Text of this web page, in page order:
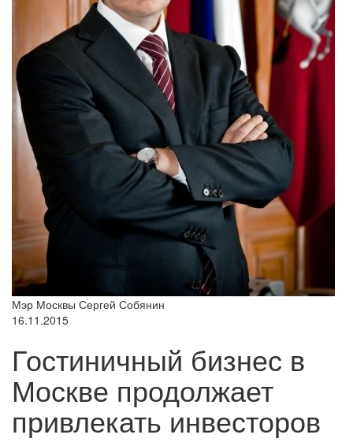
Мэр Москвы Сергей Собянин
16.11.2015
Гостиничный бизнес в
Москве продолжает
привлекать инвесторов